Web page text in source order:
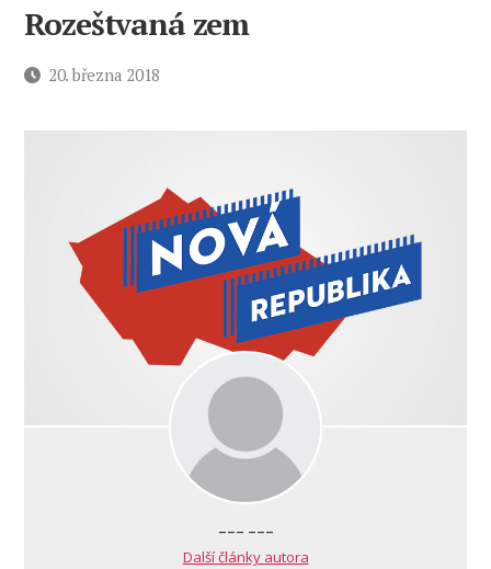
Rozeštvaná zem
Datum20. března 2018
--- ---
Další články autora